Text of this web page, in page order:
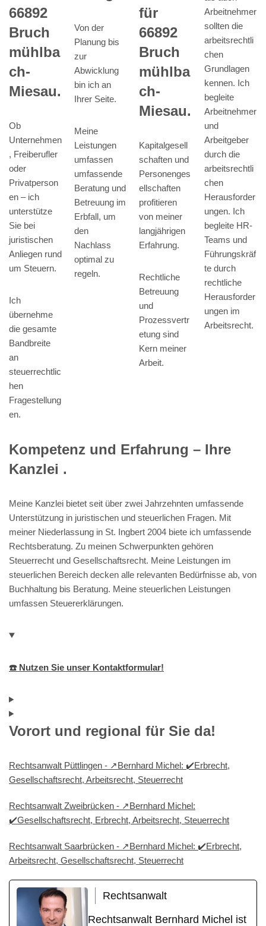
66892
Bruch
mühlba
ch-
Miesau.
Ob
Unternehmen
, Freiberufler
oder
Privatperson
en – ich
unterstütze
Sie bei
juristischen
Anliegen rund
um Steuern.
Ich
übernehme
die gesamte
Bandbreite
an
steuerrechtlic
hen
Fragestellung
en.
Von der
Planung bis
zur
Abwicklung
bin ich an
Ihrer Seite.
Meine
Leistungen
umfassen
umfassende
Beratung und
Betreuung im
Erbfall, um
den
Nachlass
optimal zu
regeln.
für
66892
Bruch
mühlba
ch-
Miesau.
Kapitalgesell
schaften und
Personenges
ellschaften
profitieren
von meiner
langjährigen
Erfahrung.
Rechtliche
Betreuung
und
Prozessvertr
etung sind
Kern meiner
Arbeit.
Arbeitnehmer
sollten die
arbeitsrechtli
chen
Grundlagen
kennen. Ich
begleite
Arbeitnehmer
und
Arbeitgeber
durch die
arbeitsrechtli
chen
Herausforder
ungen. Ich
begleite HR-
Teams und
Führungskräf
te durch
rechtliche
Herausforder
ungen im
Arbeitsrecht.
Kompetenz und Erfahrung – Ihre
Kanzlei .
Meine Kanzlei bietet seit über zwei Jahrzehnten umfassende
Unterstützung in juristischen und steuerlichen Fragen. Mit
meiner Niederlassung in St. Ingbert 2004 biete ich umfassende
Rechtsberatung. Zu meinen Schwerpunkten gehören
Steuerrecht und Gesellschaftsrecht. Meine Leistungen im
steuerlichen Bereich decken alle relevanten Bedürfnisse ab, von
Buchhaltung bis Beratung. Meine steuerlichen Leistungen
umfassen Steuererklärungen.
☎️ Nutzen Sie unser Kontaktformular!
Vorort und regional für Sie da!
Rechtsanwalt Püttlingen - ↗️Bernhard Michel: ✔️Erbrecht,
Gesellschaftsrecht, Arbeitsrecht, Steuerrecht
Rechtsanwalt Zweibrücken - ↗️Bernhard Michel:
✔️Gesellschaftsrecht, Erbrecht, Arbeitsrecht, Steuerrecht
Rechtsanwalt Saarbrücken - ↗️Bernhard Michel: ✔️Erbrecht,
Arbeitsrecht, Gesellschaftsrecht, Steuerrecht
Rechtsanwalt
Rechtsanwalt Bernhard Michel ist